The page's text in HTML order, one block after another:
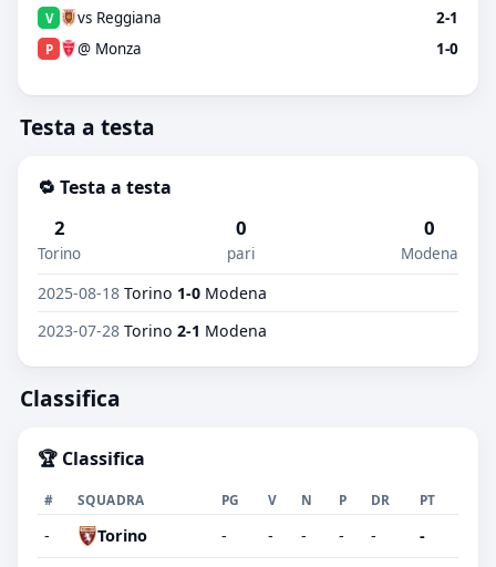
V vs Reggiana 2-1
P @ Monza 1-0
Testa a testa
🔁 Testa a testa
2
Torino
0
pari
0
Modena
2025-08-18 Torino 1-0 Modena
2023-07-28 Torino 2-1 Modena
Classifica
🏆 Classifica
# SQUADRA PG V N P DR PT
- Torino - - - - - -